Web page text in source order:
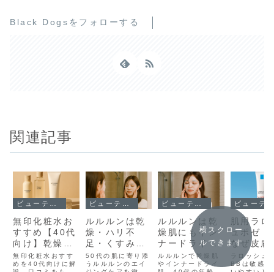
Black Dogsをフォローする
関連記事
ビューティーケア
無印化粧水お
すすめ【40代
向け】乾燥・
敏感肌に合う
選び方と口コ
無印化粧水おすす
めを40代向けに解
ビューティーケア
ルルルンは乾
燥・ハリ不
足・くすみに
も◎！50代の
エイジングケ
50代の肌に寄り添
うルルルンのエイ
ビューティーケア
ルルルンは乾
燥肌にもイン
ナードライに
も◎！40代の
うるおいケア
ルルルンで乾燥肌
やインナードライ
肌用ラロ
ュポゼ
なぜ皮膚
選ばれ
心して使
ラロッシュ
BBは敏感肌
横スクロー
ルできます